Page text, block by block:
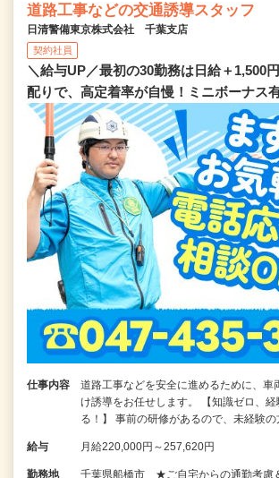
道路工事などの交通誘導スタッフ
日清警備東京株式会社 千葉支店
契約社員
＼給与UP／最初の30勤務は日給＋1,500
配りで、高定着率が自慢！ミニボーナス
仕事内容
道路工事などを安全に進めるために、車
け誘導をお任せします。 【知識ゼロ、
る！】 事前の研修があるので、未経験
給与 月給220,000円～257,620円
勤務地 千葉県船橋市 ★ご自宅からの通勤考慮